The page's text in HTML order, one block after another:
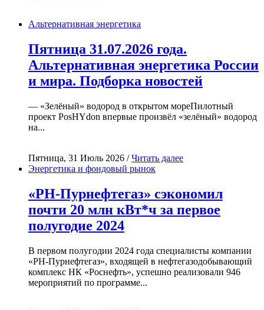
Альтернативная энергетика
Пятница 31.07.2026 года.
Альтернативная энергетика России
и мира. Подборка новостей
— «Зелёный» водород в открытом мореПилотный
проект PosHYdon впервые произвёл «зелёный» водород
на...
Пятница, 31 Июль 2026 /Читать далее
Энергетика и фондовый рынок
«РН-Пурнефтегаз» сэкономил
почти 20 млн кВт*ч за первое
полугодие 2024
В первом полугодии 2024 года специалисты компании
«РН-Пурнефтегаз», входящей в нефтегазодобывающий
комплекс НК «Роснефть», успешно реализовали 946
мероприятий по программе...